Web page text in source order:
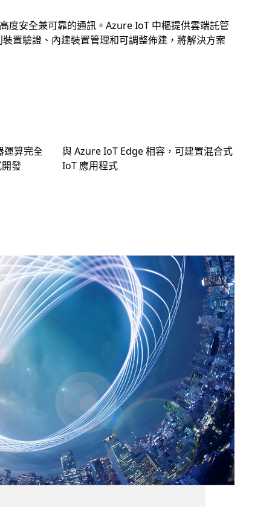
度安全兼可靠的通訊。Azure IoT 中樞提供雲端託管
置驗證、內建裝置管理和可調整佈建，將解決方案
運算完全
發
與 Azure IoT Edge 相容，可建置混合式
IoT 應用程式